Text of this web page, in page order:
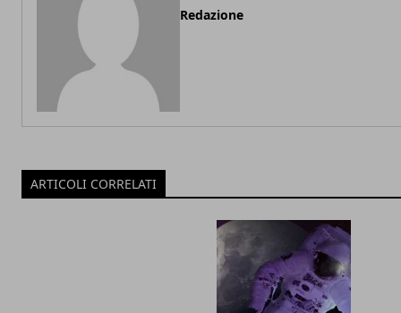
Redazione
ARTICOLI CORRELATI